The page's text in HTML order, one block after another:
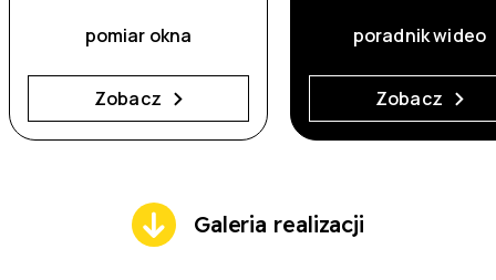
pomiar okna
Zobacz
poradnik wideo
Zobacz
Galeria realizacji